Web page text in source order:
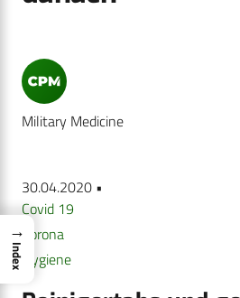
Military Medicine
30.04.2020 •
Covid 19
Corona
Hygiene
→
Index